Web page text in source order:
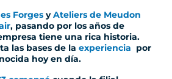
Forges yAteliers de Meudon
, pasando por los años de
tiene una rica historia.
las bases de la experiencia por
hoy en día.